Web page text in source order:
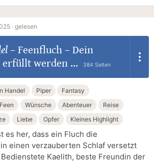
· gelesen
– Feenfluch – Dein
erfüllt werden ...
384 Seiten
Handel Piper
Fantasy
Feen Wünsche Abenteuer
Reise
Liebe Opfer Kleines Highlight
es her, dass ein Fluch die
einen verzauberten Schlaf versetzt
Kaelith, beste Freundin der